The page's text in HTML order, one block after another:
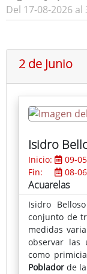
Del 17-08-2026 al
2 de Junio
Isidro
Inicio:
09-
Fin:
08-
Acuarelas
Isidro
conjunto de
medidas
observar las
como
Poblador de